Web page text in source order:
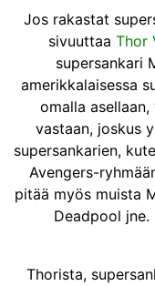
Jos rakastat
sivuuttaa Thor
supersankari
amerikkalaisessa
omalla
vastaan, joskus
supersankarien,
Avengers-
pitää myös muista
Deadpool
Thorista,